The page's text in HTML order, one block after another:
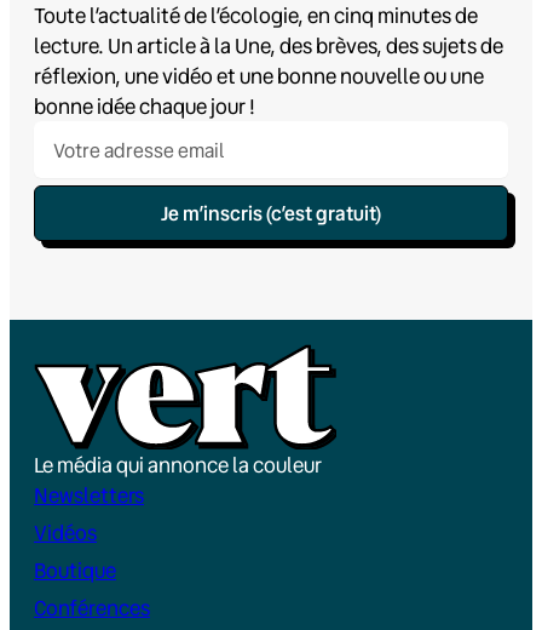
Toute l’actualité de l’écologie, en cinq minutes de
lecture. Un article à la Une, des brèves, des sujets de
réflexion, une vidéo et une bonne nouvelle ou une
bonne idée chaque jour !
Je m’inscris (c’est gratuit)
Le média qui annonce la couleur
Newsletters
Vidéos
Boutique
Conférences